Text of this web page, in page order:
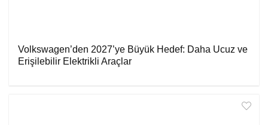
Volkswagen’den 2027’ye Büyük Hedef: Daha Ucuz ve
Erişilebilir Elektrikli Araçlar